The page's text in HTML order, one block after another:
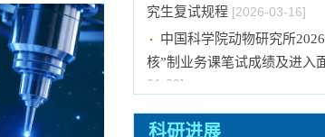
究生复试规程 [2026-03-16]
中国科学院动物研究所
核”制业务课笔试成绩及进入
中国科学院动物研究所
科研进展